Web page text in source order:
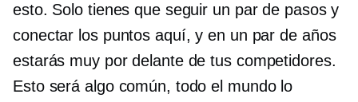
esto. Solo tienes que seguir un par de pasos y
conectar los puntos aquí, y en un par de años
estarás muy por delante de tus competidores.
Esto será algo común, todo el mundo lo